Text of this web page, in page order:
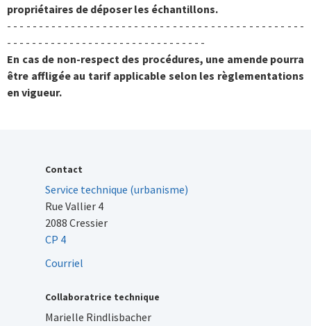
propriétaires de déposer les échantillons.
- - - - - - - - - - - - - - - - - - - - - - - - - - - - - - - - - - - - - - - - - - - - - - -
- - - - - - - - - - - - - - - - - - - - - - - - - - - - - - - -
En cas de non-respect des procédures, une amende pourra
être affligée au tarif applicable selon les règlementations
en vigueur.
Contact
Service technique (urbanisme)
Rue Vallier 4
2088 Cressier
CP 4
Courriel
Collaboratrice technique
Marielle Rindlisbacher